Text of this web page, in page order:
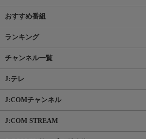
おすすめ番組
ランキング
チャンネル一覧
J:テレ
J:COMチャンネル
J:COM STREAM